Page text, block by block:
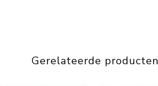
Gerelateerde producten